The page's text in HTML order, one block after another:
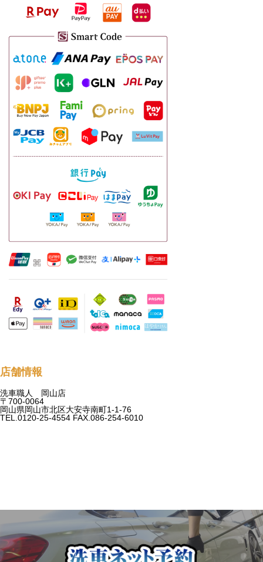
店舗情報
洗車職人 岡山店
〒700-0064
岡山県岡山市北区大安寺南町1-1-76
TEL.0120-25-4554 FAX.086-254-6010